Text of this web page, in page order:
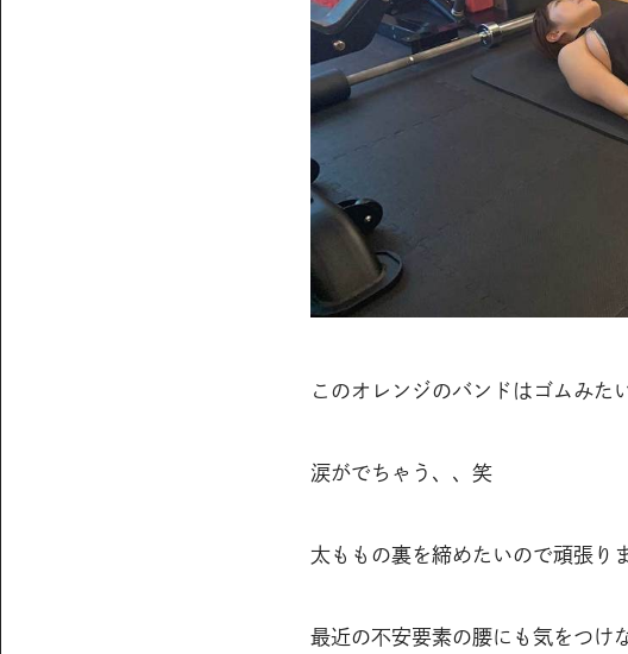
このオレンジのバンドはゴムみた
涙がでちゃう、、笑
太ももの裏を締めたいので頑張り
最近の不安要素の腰にも気をつけ